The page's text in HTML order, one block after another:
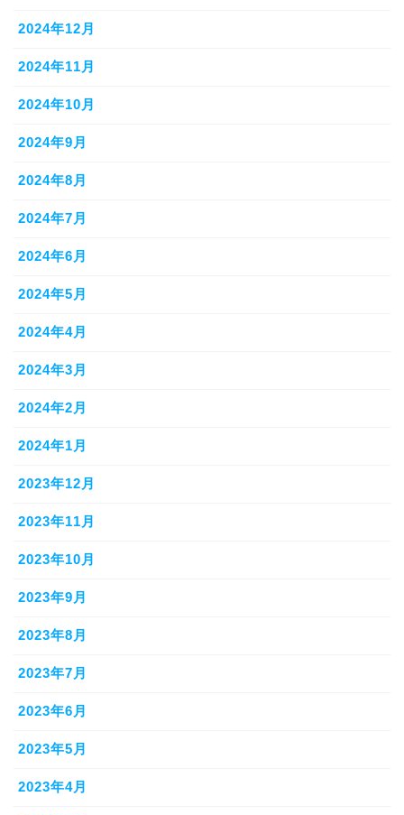
2024年12月
2024年11月
2024年10月
2024年9月
2024年8月
2024年7月
2024年6月
2024年5月
2024年4月
2024年3月
2024年2月
2024年1月
2023年12月
2023年11月
2023年10月
2023年9月
2023年8月
2023年7月
2023年6月
2023年5月
2023年4月